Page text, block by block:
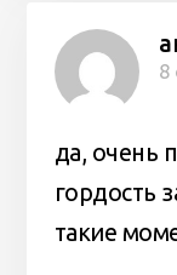
8
да, очень
гордость
такие